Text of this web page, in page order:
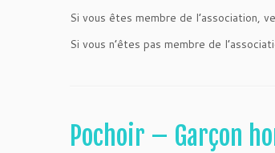
Si vous êtes membre de l’association,
Si vous n’êtes pas membre de
Pochoir – Garçon